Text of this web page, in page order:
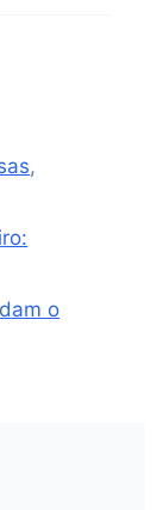
,
o